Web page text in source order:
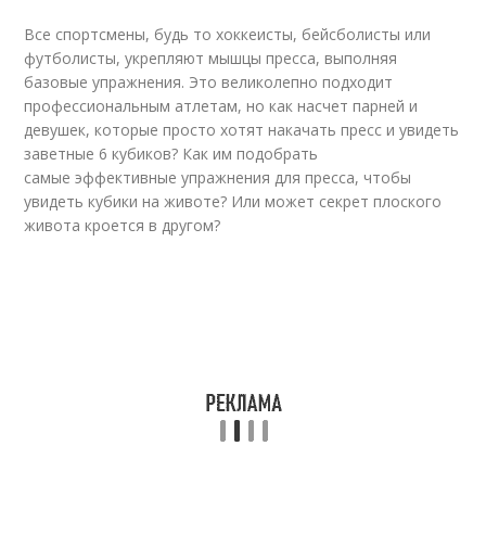
Все спортсмены, будь то хоккеисты, бейсболисты или
футболисты, укрепляют мышцы пресса, выполняя
базовые упражнения. Это великолепно подходит
профессиональным атлетам, но как насчет парней и
девушек, которые просто хотят накачать пресс и увидеть
заветные 6 кубиков? Как им подобрать
самые эффективные упражнения для пресса, чтобы
увидеть кубики на животе? Или может секрет плоского
живота кроется в другом?